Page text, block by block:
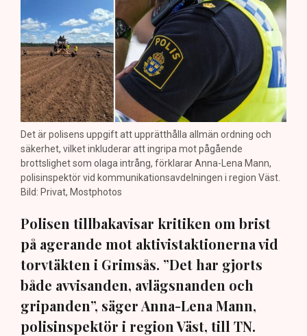
Det är polisens uppgift att upprätthålla allmän ordning och
säkerhet, vilket inkluderar att ingripa mot pågående
brottslighet som olaga intrång, förklarar Anna-Lena Mann,
polisinspektör vid kommunikationsavdelningen i region Väst.
Bild: Privat, Mostphotos
Polisen tillbakavisar kritiken om brist
på agerande mot aktivistaktionerna vid
torvtäkten i Grimsås. ”Det har gjorts
både avvisanden, avlägsnanden och
gripanden”, säger Anna-Lena Mann,
polisinspektör i region Väst, till TN.